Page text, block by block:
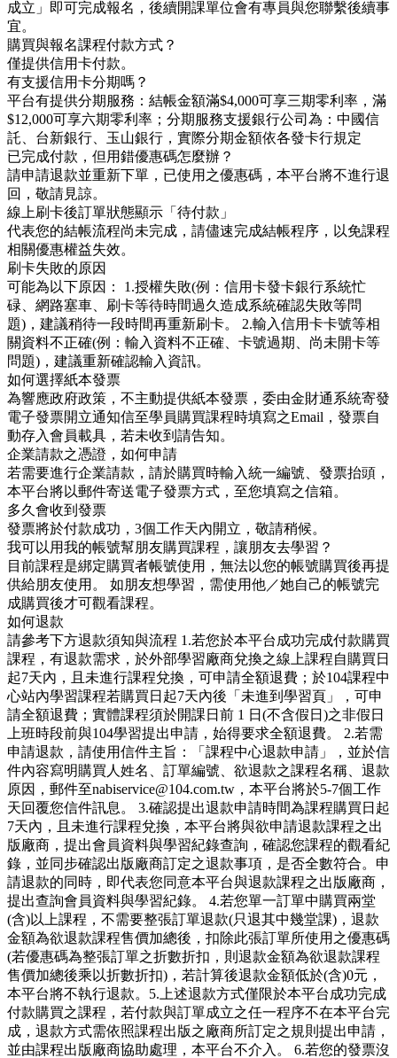
成立」即可完成報名，後續開課單位會有專員與您聯繫後續事
宜。
購買與報名課程付款方式？
僅提供信用卡付款。
有支援信用卡分期嗎？
平台有提供分期服務：結帳金額滿$4,000可享三期零利率，滿
$12,000可享六期零利率；分期服務支援銀行公司為：中國信
託、台新銀行、玉山銀行，實際分期金額依各發卡行規定
已完成付款，但用錯優惠碼怎麼辦？
請申請退款並重新下單，已使用之優惠碼，本平台將不進行退
回，敬請見諒。
線上刷卡後訂單狀態顯示「待付款」
代表您的結帳流程尚未完成，請儘速完成結帳程序，以免課程
相關優惠權益失效。
刷卡失敗的原因
可能為以下原因： 1.授權失敗(例：信用卡發卡銀行系統忙
碌、網路塞車、刷卡等待時間過久造成系統確認失敗等問
題)，建議稍待一段時間再重新刷卡。 2.輸入信用卡卡號等相
關資料不正確(例：輸入資料不正確、卡號過期、尚未開卡等
問題)，建議重新確認輸入資訊。
如何選擇紙本發票
為響應政府政策，不主動提供紙本發票，委由金財通系統寄發
電子發票開立通知信至學員購買課程時填寫之Email，發票自
動存入會員載具，若未收到請告知。
企業請款之憑證，如何申請
若需要進行企業請款，請於購買時輸入統一編號、發票抬頭，
本平台將以郵件寄送電子發票方式，至您填寫之信箱。
多久會收到發票
發票將於付款成功，3個工作天內開立，敬請稍候。
我可以用我的帳號幫朋友購買課程，讓朋友去學習？
目前課程是綁定購買者帳號使用，無法以您的帳號購買後再提
供給朋友使用。 如朋友想學習，需使用他／她自己的帳號完
成購買後才可觀看課程。
如何退款
請參考下方退款須知與流程 1.若您於本平台成功完成付款購買
課程，有退款需求，於外部學習廠商兌換之線上課程自購買日
起7天內，且未進行課程兌換，可申請全額退費；於104課程中
心站內學習課程若購買日起7天內後「未進到學習頁」，可申
請全額退費；實體課程須於開課日前 1 日(不含假日)之非假日
上班時段前與104學習提出申請，始得要求全額退費。 2.若需
申請退款，請使用信件主旨：「課程中心退款申請」，並於信
件內容寫明購買人姓名、訂單編號、欲退款之課程名稱、退款
原因，郵件至nabiservice@104.com.tw，本平台將於5-7個工作
天回覆您信件訊息。 3.確認提出退款申請時間為課程購買日起
7天內，且未進行課程兌換，本平台將與欲申請退款課程之出
版廠商，提出會員資料與學習紀錄查詢，確認您課程的觀看紀
錄，並同步確認出版廠商訂定之退款事項，是否全數符合。申
請退款的同時，即代表您同意本平台與退款課程之出版廠商，
提出查詢會員資料與學習紀錄。 4.若您單一訂單中購買兩堂
(含)以上課程，不需要整張訂單退款(只退其中幾堂課)，退款
金額為欲退款課程售價加總後，扣除此張訂單所使用之優惠碼
(若優惠碼為整張訂單之折數折扣，則退款金額為欲退款課程
售價加總後乘以折數折扣)，若計算後退款金額低於(含)0元，
本平台將不執行退款。5.上述退款方式僅限於本平台成功完成
付款購買之課程，若付款與訂單成立之任一程序不在本平台完
成，退款方式需依照課程出版之廠商所訂定之規則提出申請，
並由課程出版廠商協助處理，本平台不介入。 6.若您的發票沒